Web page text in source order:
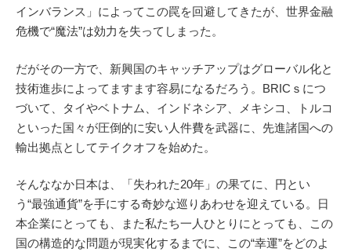
インバランス」によってこの罠を回避してきたが、世界金融
危機で“魔法”は効力を失ってしまった。
だがその一方で、新興国のキャッチアップはグローバル化と
技術進歩によってますます容易になるだろう。BRICｓにつ
づいて、タイやベトナム、インドネシア、メキシコ、トルコ
といった国々が圧倒的に安い人件費を武器に、先進諸国への
輸出拠点としてテイクオフを始めた。
そんななか日本は、「失われた20年」の果てに、円とい
う“最強通貨”を手にする奇妙な巡りあわせを迎えている。日
本企業にとっても、また私たち一人ひとりにとっても、この
国の構造的な問題が現実化するまでに、この“幸運”をどのよ